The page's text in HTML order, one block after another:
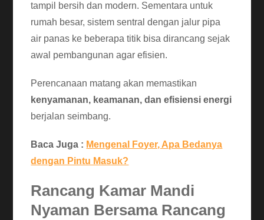
tampil bersih dan modern. Sementara untuk
rumah besar, sistem sentral dengan jalur pipa
air panas ke beberapa titik bisa dirancang sejak
awal pembangunan agar efisien.
Perencanaan matang akan memastikan
kenyamanan, keamanan, dan efisiensi energi
berjalan seimbang.
Baca Juga : Mengenal Foyer, Apa Bedanya
dengan Pintu Masuk?
Rancang Kamar Mandi
Nyaman Bersama Rancang